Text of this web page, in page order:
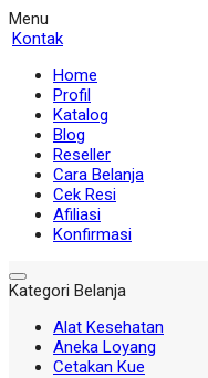
Menu
Kontak
Home
Profil
Katalog
Blog
Reseller
Cara Belanja
Cek Resi
Afiliasi
Konfirmasi
Kategori Belanja
Alat Kesehatan
Aneka Loyang
Cetakan Kue